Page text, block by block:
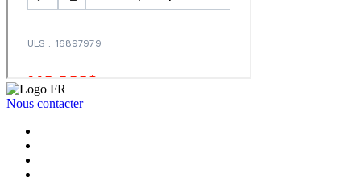
Nous contacter